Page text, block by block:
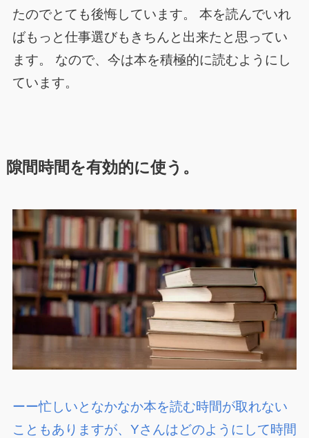
たのでとても後悔しています。 本を読んでいれ
ばもっと仕事選びもきちんと出来たと思ってい
ます。 なので、今は本を積極的に読むようにし
ています。
隙間時間を有効的に使う。
ーー忙しいとなかなか本を読む時間が取れない
こともありますが、Yさんはどのようにして時間